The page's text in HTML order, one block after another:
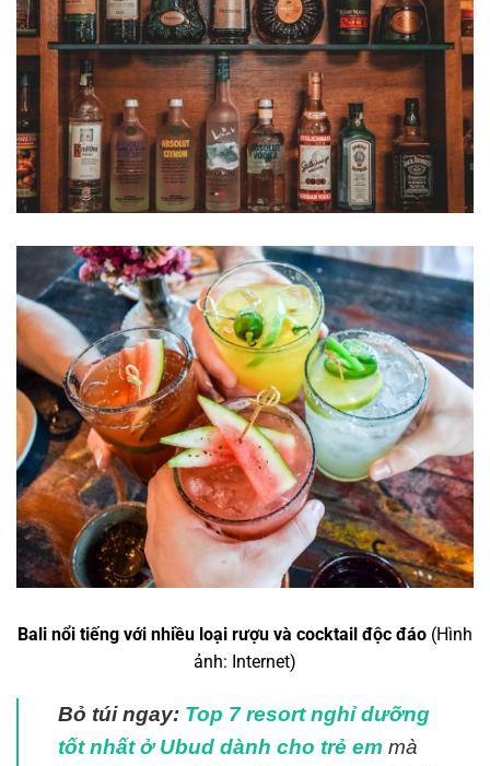
Bali nổi tiếng với nhiều loại rượu và cocktail độc đáo (Hình
ảnh: Internet)
Bỏ túi ngay: Top 7 resort nghỉ dưỡng
tốt nhất ở Ubud dành cho trẻ em mà